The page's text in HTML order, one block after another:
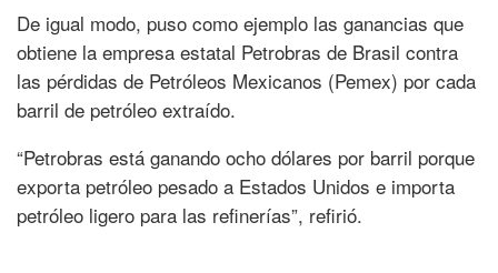
De igual modo, puso como ejemplo las ganancias que
obtiene la empresa estatal Petrobras de Brasil contra
las pérdidas de Petróleos Mexicanos (Pemex) por cada
barril de petróleo extraído.
“Petrobras está ganando ocho dólares por barril porque
exporta petróleo pesado a Estados Unidos e importa
petróleo ligero para las refinerías”, refirió.